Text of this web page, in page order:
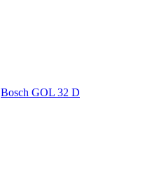
Bosch GOL 32 D